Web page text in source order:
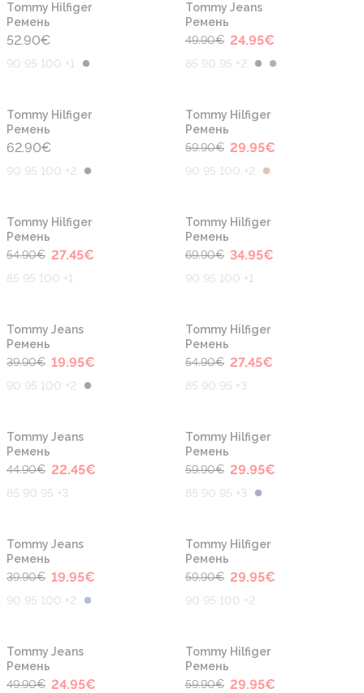
Tommy Hilfiger
Ремень
52.90€
90 95 100 +1
Tommy Jeans
Ремень
49.90€ 24.95€
85 90 95 +2
Tommy Hilfiger
Ремень
62.90€
90 95 100 +2
-50%
Tommy Hilfiger
Ремень
59.90€ 29.95€
90 95 100 +2
-50%
Tommy Hilfiger
Ремень
54.90€ 27.45€
85 95 100 +1
-50%
Tommy Hilfiger
Ремень
69.90€ 34.95€
90 95 100 +1
Tommy Jeans
Ремень
39.90€ 19.95€
90 95 100 +2
-50%
Tommy Hilfiger
Ремень
54.90€ 27.45€
85 90 95 +3
Tommy Jeans
Ремень
44.90€ 22.45€
85 90 95 +3
-50%
Tommy Hilfiger
Ремень
59.90€ 29.95€
85 90 95 +3
Tommy Jeans
Ремень
39.90€ 19.95€
90 95 100 +2
-50%
Tommy Hilfiger
Ремень
59.90€ 29.95€
90 95 100 +2
Tommy Jeans
Ремень
49.90€ 24.95€
-50%
Tommy Hilfiger
Ремень
59.90€ 29.95€